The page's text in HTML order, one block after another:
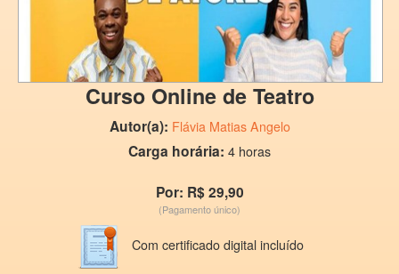
Curso Online de Teatro
Autor(a): Flávia Matias Angelo
Carga horária: 4 horas
Por: R$ 29,90
(Pagamento único)
Com certificado digital incluído